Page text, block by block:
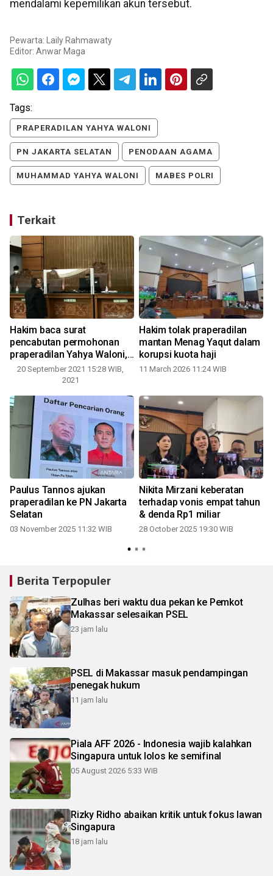
mendalami kepemilikan akun tersebut.
Pewarta: Laily Rahmawaty
Editor: Anwar Maga
Tags:
PRAPERADILAN YAHYA WALONI
PN JAKARTA SELATAN PENODAAN AGAMA
MUHAMMAD YAHYA WALONI MABES POLRI
Terkait
Hakim baca surat
pencabutan permohonan
praperadilan Yahya Waloni,
tersangka penistaan agama
20 September 2021 15:28 WIB,
2021
Hakim tolak praperadilan
mantan Menag Yaqut dalam
korupsi kuota haji
11 March 2026 11:24 WIB
Paulus Tannos ajukan
praperadilan ke PN Jakarta
Selatan
03 November 2025 11:32 WIB
Nikita Mirzani keberatan
terhadap vonis empat tahun
& denda Rp1 miliar
28 October 2025 19:30 WIB
Berita Terpopuler
Zulhas beri waktu dua pekan ke Pemkot
Makassar selesaikan PSEL
23 jam lalu
PSEL di Makassar masuk pendampingan
penegak hukum
11 jam lalu
Piala AFF 2026 - Indonesia wajib kalahkan
Singapura untuk lolos ke semifinal
05 August 2026 5:33 WIB
Rizky Ridho abaikan kritik untuk fokus lawan
Singapura
18 jam lalu